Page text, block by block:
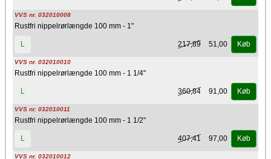
VVS nr. 032010008
Rustfri nippelrørlængde 100 mm - 1"
L 217,89 51,00 Køb
VVS nr. 032010010
Rustfri nippelrørlængde 100 mm - 1 1/4"
L 360,84 91,00 Køb
VVS nr. 032010011
Rustfri nippelrørlængde 100 mm - 1 1/2"
L 407,41 97,00 Køb
VVS nr. 032010012